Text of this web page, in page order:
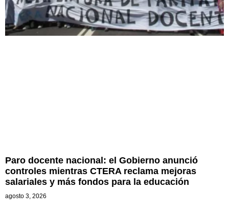
Paro docente nacional: el Gobierno anunció
controles mientras CTERA reclama mejoras
salariales y más fondos para la educación
agosto 3, 2026